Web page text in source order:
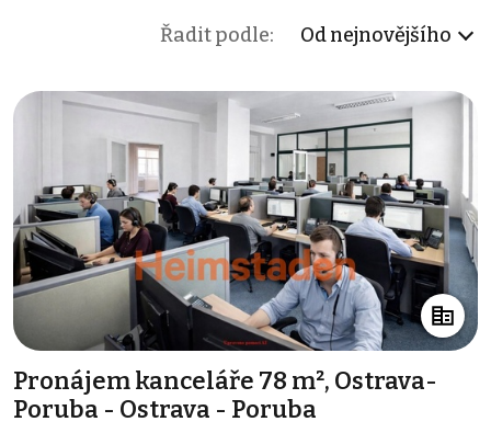
Řadit podle: Od nejnovějšího
Pronájem kanceláře 78 m², Ostrava-
Poruba - Ostrava - Poruba